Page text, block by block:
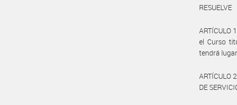
RESUELVE
ARTÍCULO
el Curso
tendrá
ARTÍCULO
DE